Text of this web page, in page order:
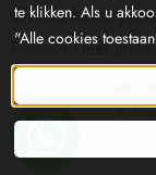
Gratis
Downloadhiergratis
KvK:
©
te klikken. Als u
"Alle cookies